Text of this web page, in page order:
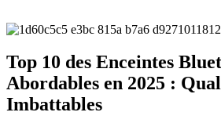
Top 10 des Enceintes
Abordables en 2025 :
Imbattables